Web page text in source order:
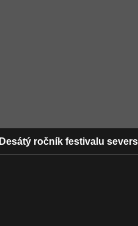
Desátý ročník festivalu